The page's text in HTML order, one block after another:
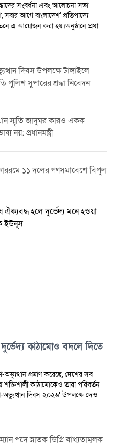
সংবর্ধনা এবং আলোচনা সভা
আগে বাংলাদেশ' প্রতিপাদ্যে
এ আয়োজন করা হয়।অনুষ্ঠানে প্রধান
প্রচার সম্পাদক এবং মৎস্য ও
জানিয়ে বলেন, তাঁদের আত্মত্যাগ
জুলাইয়ের চেতনা ধারণ করে একটি
তুলতে সবাইকে ঐক্যবদ্ধভাবে কাজ
সদস্য ও জুলাই যোদ্ধাদের
সরকারি কর্মকর্তা, রাজনৈতিক
সুধীজন উপস্থিত ছিলেন।
চেতনা নতুন প্রজন্মের মাঝে
সংরক্ষণে সবাইকে সম্মিলিতভাবে
দিবস উপলক্ষে টাঙ্গাইলে
পুলিশ সুপারের শ্রদ্ধা নিবেদন
স্মৃতি জাদুঘর কারও একক
নয়: প্রধানমন্ত্রী
১১ দলের গণসমাবেশে বিপুল
কাঠামোও বদলে দিতে
প্রমাণ করেছে, দেশের সব
কাঠামোকেও তারা পরিবর্তন
এই দিনে আওয়ামী লীগ
অন্তর্বর্তী সরকার শপথ নেয়।
ন্যায়বিচার ও গণতান্ত্রিক আকাঙ্ক্ষার
পদে স্নাতক ডিগ্রি বাধ্যতামূলক